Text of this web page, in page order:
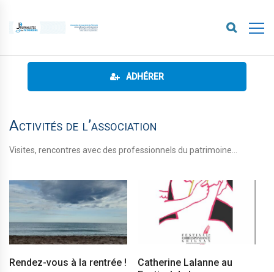
ADHÉRER
Activités de l’association
Visites, rencontres avec des professionnels du patrimoine…
Rendez-vous à la rentrée !
Catherine Lalanne au